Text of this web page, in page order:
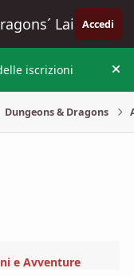
Lair Accedi
iscrizioni
Dungeons & Dragons
e Avventure